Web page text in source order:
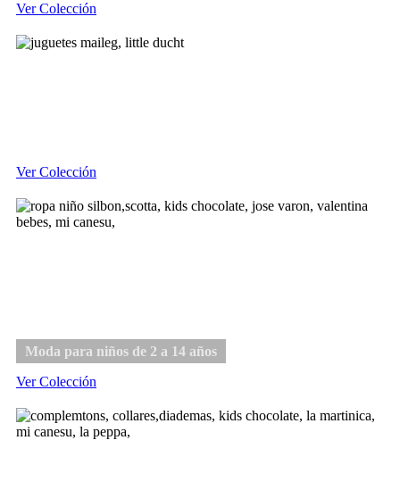
Ver Colección
Ver Colección
Moda para niños de 2 a 14 años
Ver Colección